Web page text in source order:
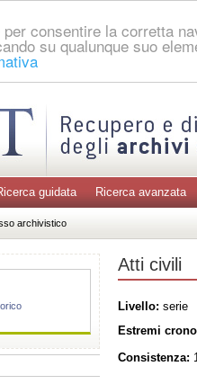
consentire la corretta
su qualunque suo
guidata Ricerca avanzata
archivistico
Atti civili
Livello: serie
Estremi
Consistenza: